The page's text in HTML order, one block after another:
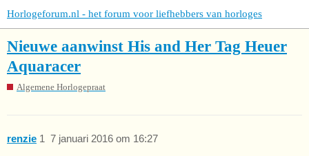
Horlogeforum.nl - het forum voor liefhebbers van horloges
Nieuwe aanwinst His and Her Tag Heuer
Aquaracer
Algemene Horlogepraat
renzie 7 januari 2016 om 16:27
1